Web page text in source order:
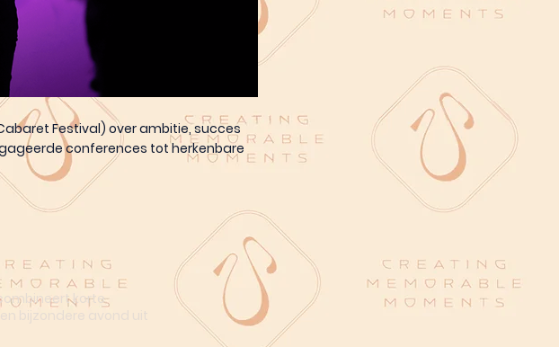
Festival) over ambitie, succes
conferences tot herkenbare
korte
bijzondere avond uit